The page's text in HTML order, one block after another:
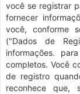
você se registrar
fornecer
você, conforme
("Dados de
informações.
completos. Você
de registro
reconhece que,